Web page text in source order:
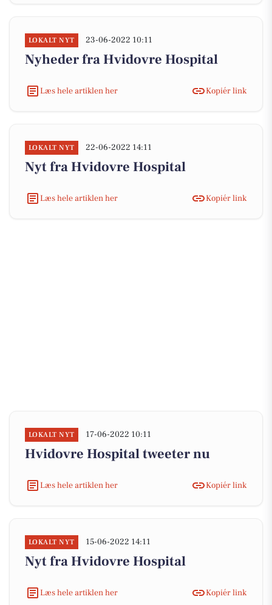
LOKALT NYT 23-06-2022 10:11
Nyheder fra Hvidovre Hospital
Læs hele artiklen her Kopiér link
LOKALT NYT 22-06-2022 14:11
Nyt fra Hvidovre Hospital
Læs hele artiklen her Kopiér link
LOKALT NYT 17-06-2022 10:11
Hvidovre Hospital tweeter nu
Læs hele artiklen her Kopiér link
LOKALT NYT 15-06-2022 14:11
Nyt fra Hvidovre Hospital
Læs hele artiklen her Kopiér link